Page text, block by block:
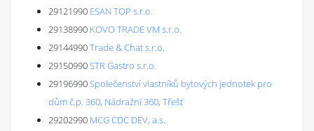
29121990 ESAN TOP s.r.o.
29138990 KOVO TRADE VM s.r.o.
29144990Trade & Chat s.r.o.
29150990STR Gastro s.r.o.
29196990Společenství vlastníků bytových jednotek pro
dům č.p. 360, Nádražní 360, Třešť
29202990 MCG CDC DEV, a.s.